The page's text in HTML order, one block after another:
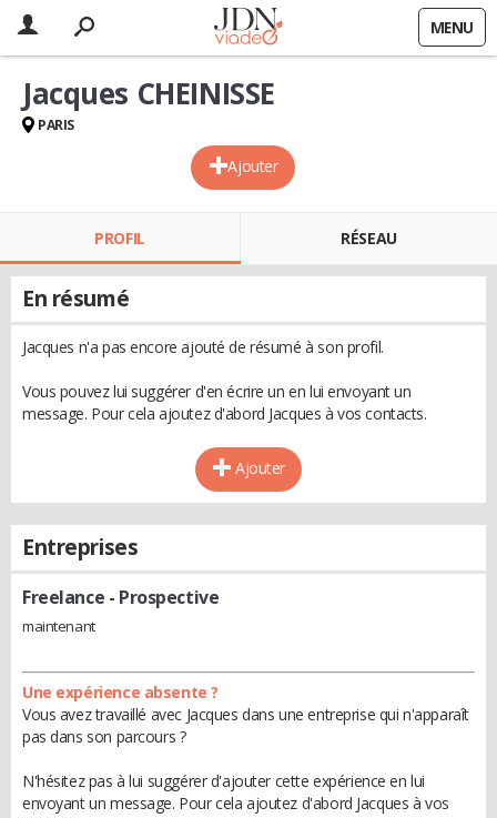
MENU
Ajouter
Jacques CHEINISSE
PARIS
PROFIL RÉSEAU
En résumé
Jacques n'a pas encore ajouté de résumé à son profil.
Vous pouvez lui suggérer d'en écrire un en lui envoyant un
message. Pour cela ajoutez d'abord Jacques à vos contacts.
Ajouter
Entreprises
Freelance - Prospective
maintenant
Une expérience absente ?
Vous avez travaillé avec Jacques dans une entreprise qui n'apparaît
pas dans son parcours ?
N'hésitez pas à lui suggérer d'ajouter cette expérience en lui
envoyant un message. Pour cela ajoutez d'abord Jacques à vos